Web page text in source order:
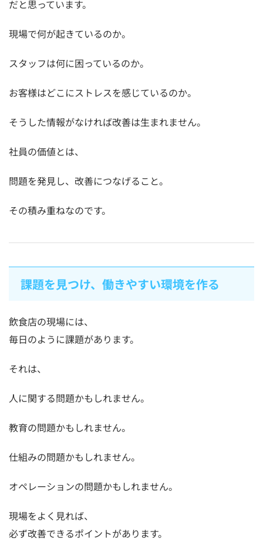
だと思っています。
現場で何が起きているのか。
スタッフは何に困っているのか。
お客様はどこにストレスを感じているのか。
そうした情報がなければ改善は生まれません。
社員の価値とは、
問題を発見し、改善につなげること。
その積み重ねなのです。
課題を見つけ、働きやすい環境を作る
飲食店の現場には、
毎日のように課題があります。
それは、
人に関する問題かもしれません。
教育の問題かもしれません。
仕組みの問題かもしれません。
オペレーションの問題かもしれません。
現場をよく見れば、
必ず改善できるポイントがあります。